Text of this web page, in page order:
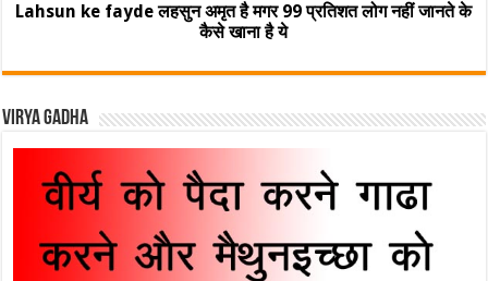
Lahsun ke fayde लहसुन अमृत है मगर 99 प्रतिशत लोग नहीं जानते के
कैसे खाना है ये
Virya Gadha